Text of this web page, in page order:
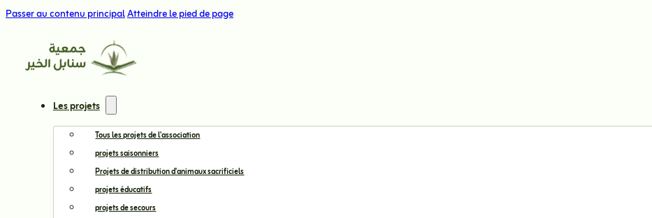
Passer au contenu principalAtteindre le pied de page
Les projets
Tous les projets de l'association
projets saisonniers
Projets de distribution d'animaux sacrificiels
projets éducatifs
projets de secours